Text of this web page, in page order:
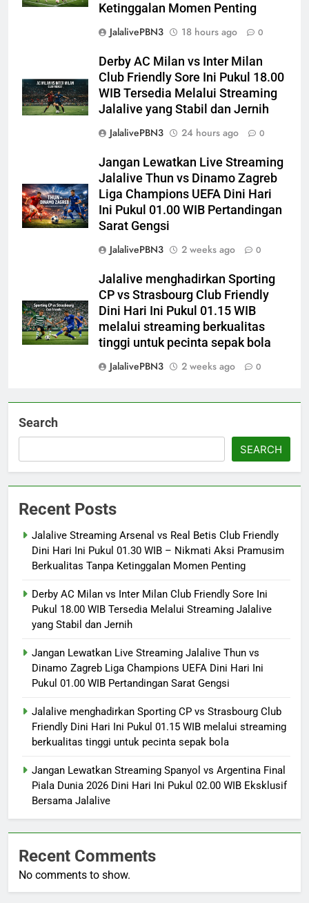
Ketinggalan Momen Penting
JalalivePBN3
18 hours ago 0
Derby AC Milan vs Inter Milan
Club Friendly Sore Ini Pukul 18.00
WIB Tersedia Melalui Streaming
Jalalive yang Stabil dan Jernih
JalalivePBN3
24 hours ago 0
Jangan Lewatkan Live Streaming
Jalalive Thun vs Dinamo Zagreb
Liga Champions UEFA Dini Hari
Ini Pukul 01.00 WIB Pertandingan
Sarat Gengsi
JalalivePBN3
2 weeks ago 0
Jalalive menghadirkan Sporting
CP vs Strasbourg Club Friendly
Dini Hari Ini Pukul 01.15 WIB
melalui streaming berkualitas
tinggi untuk pecinta sepak bola
JalalivePBN3
2 weeks ago 0
Search
SEARCH
Recent Posts
Jalalive Streaming Arsenal vs Real Betis Club Friendly
Dini Hari Ini Pukul 01.30 WIB – Nikmati Aksi Pramusim
Berkualitas Tanpa Ketinggalan Momen Penting
Derby AC Milan vs Inter Milan Club Friendly Sore Ini
Pukul 18.00 WIB Tersedia Melalui Streaming Jalalive
yang Stabil dan Jernih
Jangan Lewatkan Live Streaming Jalalive Thun vs
Dinamo Zagreb Liga Champions UEFA Dini Hari Ini
Pukul 01.00 WIB Pertandingan Sarat Gengsi
Jalalive menghadirkan Sporting CP vs Strasbourg Club
Friendly Dini Hari Ini Pukul 01.15 WIB melalui streaming
berkualitas tinggi untuk pecinta sepak bola
Jangan Lewatkan Streaming Spanyol vs Argentina Final
Piala Dunia 2026 Dini Hari Ini Pukul 02.00 WIB Eksklusif
Bersama Jalalive
Recent Comments
No comments to show.